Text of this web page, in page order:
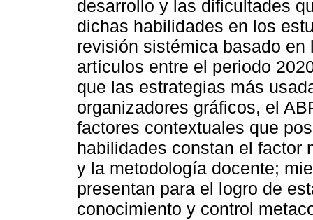
desarrollo y las dificultades
dichas habilidades en los
revisión sistémica basado
artículos entre el periodo
que las estrategias más
organizadores gráficos, el
factores contextuales que
habilidades constan el factor
y la metodología docente;
presentan para el logro de
conocimiento y control